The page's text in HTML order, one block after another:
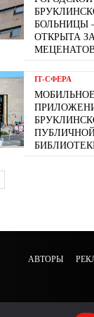
БОЛЬНИЦЫ
ОТКРЫТА
ІТ-СФЕРА
МОБИЛЬНОЕ
АВТОРЫ